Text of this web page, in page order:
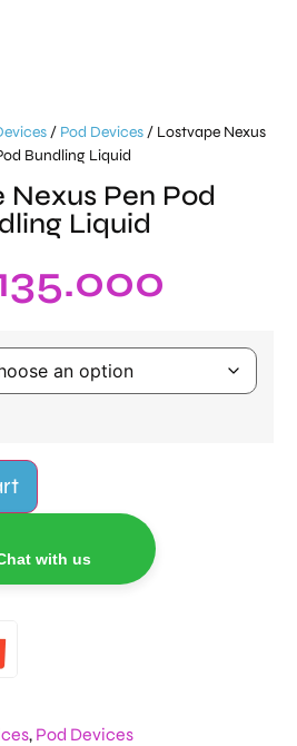
/ Pod Devices / Lostvape Nexus
Bundling Liquid
Nexus Pen Pod
Liquid
with us
, Pod Devices